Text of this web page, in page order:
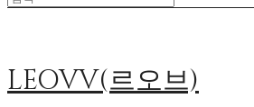
LEOVV(르오브)